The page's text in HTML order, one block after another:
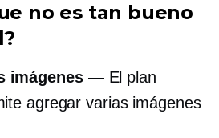
no es tan bueno
imágenes— El plan
agregar varias imágenes